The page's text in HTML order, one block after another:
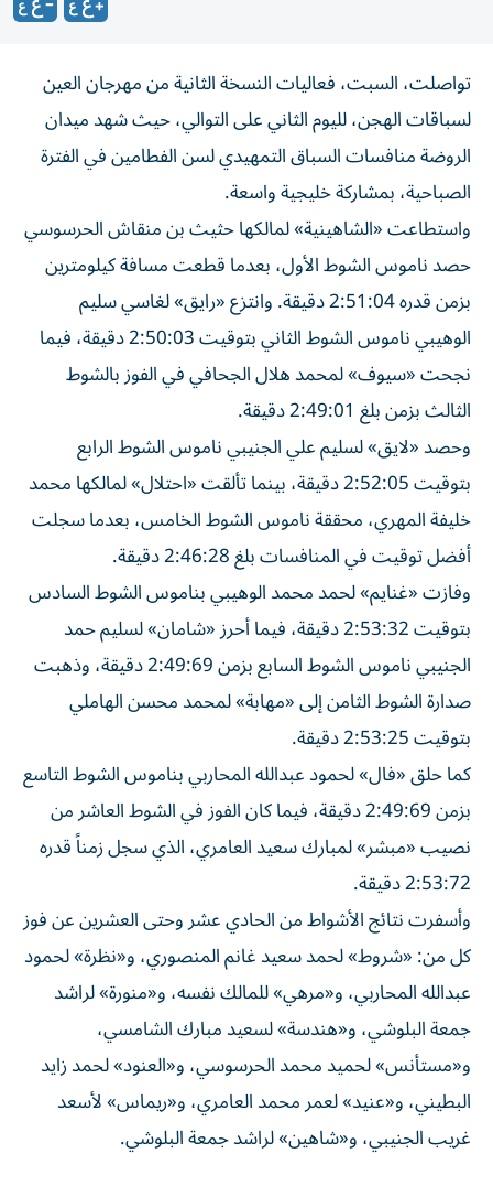
تواصلت، السبت، فعاليات النسخة الثانية من مهرجان العين
لسباقات الهجن، لليوم الثاني على التوالي، حيث شهد ميدان
الروضة منافسات السباق التمهيدي لسن الفطامين في الفترة
الصباحية، بمشاركة خليجية واسعة.
واستطاعت «الشاهينية» لمالكها حثيث بن منقاش الحرسوسي
حصد ناموس الشوط الأول، بعدما قطعت مسافة كيلومترين
بزمن قدره 2:51:04 دقيقة. وانتزع «رايق» لغاسي سليم
الوهيبي ناموس الشوط الثاني بتوقيت 2:50:03 دقيقة، فيما
نجحت «سيوف» لمحمد هلال الجحافي في الفوز بالشوط
الثالث بزمن بلغ 2:49:01 دقيقة.
وحصد «لايق» لسليم علي الجنيبي ناموس الشوط الرابع
بتوقيت 2:52:05 دقيقة، بينما تألقت «احتلال» لمالكها محمد
خليفة المهري، محققة ناموس الشوط الخامس، بعدما سجلت
أفضل توقيت في المنافسات بلغ 2:46:28 دقيقة.
وفازت «غنايم» لحمد محمد الوهيبي بناموس الشوط السادس
بتوقيت 2:53:32 دقيقة، فيما أحرز «شامان» لسليم حمد
الجنيبي ناموس الشوط السابع بزمن 2:49:69 دقيقة، وذهبت
صدارة الشوط الثامن إلى «مهابة» لمحمد محسن الهاملي
بتوقيت 2:53:25 دقيقة.
كما حلق «فال» لحمود عبدالله المحاربي بناموس الشوط التاسع
بزمن 2:49:69 دقيقة، فيما كان الفوز في الشوط العاشر من
نصيب «مبشر» لمبارك سعيد العامري، الذي سجل زمناً قدره
2:53:72 دقيقة.
وأسفرت نتائج الأشواط من الحادي عشر وحتى العشرين عن فوز
كل من: «شروط» لحمد سعيد غانم المنصوري، و«نظرة» لحمود
عبدالله المحاربي، و«مرهي» للمالك نفسه، و«منورة» لراشد
جمعة البلوشي، و«هندسة» لسعيد مبارك الشامسي،
و«مستأنس» لحميد محمد الحرسوسي، و«العنود» لحمد زايد
البطيني، و«عنيد» لعمر محمد العامري، و«ريماس» لأسعد
غريب الجنيبي، و«شاهين» لراشد جمعة البلوشي.